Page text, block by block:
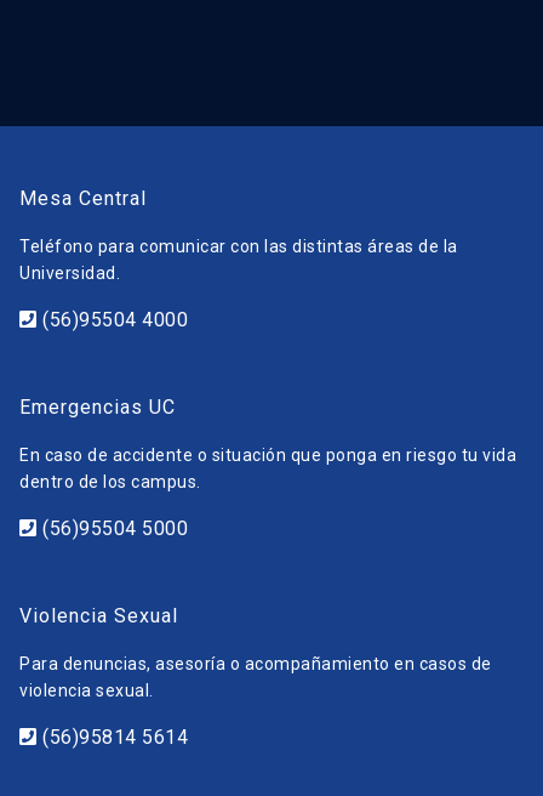
Mesa Central
Teléfono para comunicar con las distintas áreas de la
Universidad.
(56)95504 4000
Emergencias UC
En caso de accidente o situación que ponga en riesgo tu vida
dentro de los campus.
(56)95504 5000
Violencia Sexual
Para denuncias, asesoría o acompañamiento en casos de
violencia sexual.
(56)95814 5614